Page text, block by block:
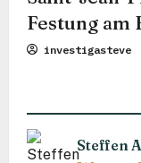
o
n
Festung am
investigasteve
Steffen